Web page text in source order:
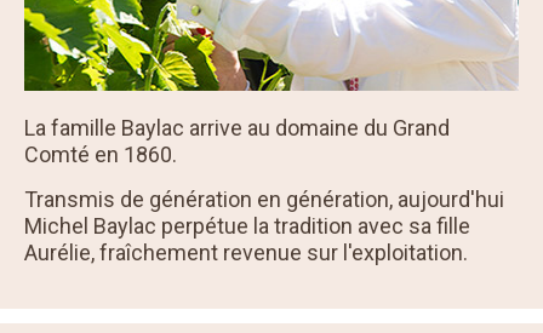
La famille Baylac arrive au domaine du Grand
Comté en 1860.
Transmis de génération en génération, aujourd'hui
Michel Baylac perpétue la tradition avec sa fille
Aurélie, fraîchement revenue sur l'exploitation.